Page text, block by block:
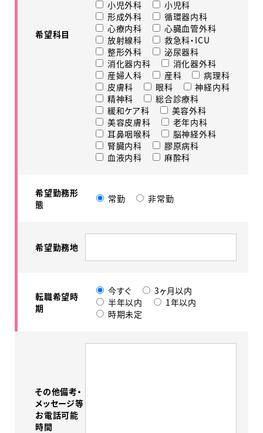
希望科目
小児外科
小児科
形成外科
循環器内科
心療内科
心臓血管外科
放射線科
救急科・ICU
整形外科
泌尿器科
消化器内科
消化器外科
産婦人科
産科
病理科
皮膚科
眼科
神経内科
精神科
総合診療科
緩和ケア科
美容外科
美容皮膚科
老年内科
耳鼻咽喉科
脳神経外科
腎臓内科
膠原病科
血液内科
麻酔科
希望勤務形
態
常勤 非常勤
希望勤務地
転職希望時
期
今すぐ
3ヶ月以内
半年以内
1年以内
時期未定
その他備考・
メッセージ等
お電話可能
時間